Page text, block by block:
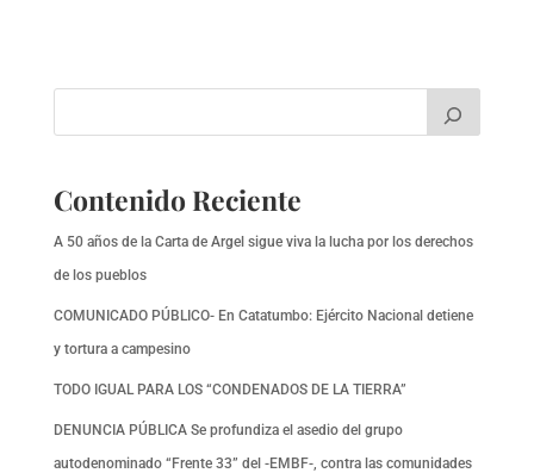
Contenido Reciente
A 50 años de la Carta de Argel sigue viva la lucha por los derechos
de los pueblos
COMUNICADO PÚBLICO- En Catatumbo: Ejército Nacional detiene
y tortura a campesino
TODO IGUAL PARA LOS “CONDENADOS DE LA TIERRA”
DENUNCIA PÚBLICA Se profundiza el asedio del grupo
autodenominado “Frente 33” del -EMBF-, contra las comunidades